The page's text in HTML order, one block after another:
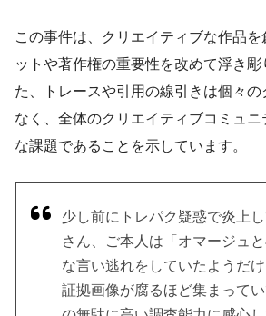
この事件は、クリエイティブな作品
ットや著作権の重要性を改めて浮き彫
た、トレースや引用の線引きは個々
なく、全体のクリエイティブコミュ
な課題であることを示しています。
少し前にトレパク疑惑で炎上
さん、ご本人は「オマージュ
な言い逃れをしていたようだ
証拠画像が腐るほど集まって